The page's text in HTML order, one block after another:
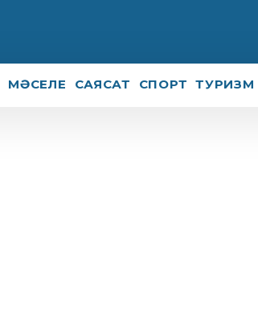
МӘСЕЛЕ САЯСАТ СПОРТ ТУРИЗМ